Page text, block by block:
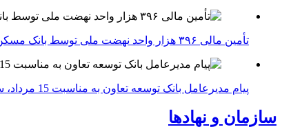
تأمین مالی ۳۹۶ هزار واحد نهضت ملی توسط بانک مسکن
پیام مدیرعامل بانک توسعه تعاون به مناسبت 15 مرداد، سالروز تأسیس بانک
سازمان و نهادها